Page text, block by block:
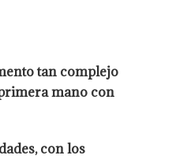
tan complejo
mano con
con los